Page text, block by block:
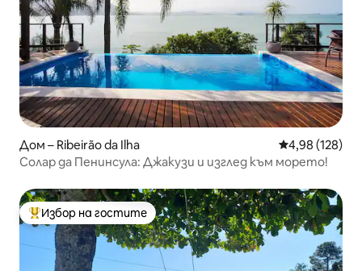
Дом – Ribeirão da Ilha Средна
4,98 (128)
Солар да Пенинсула: Джакузи и изглед към морето!
Най-популярен избор на гостите
Избор на гостите